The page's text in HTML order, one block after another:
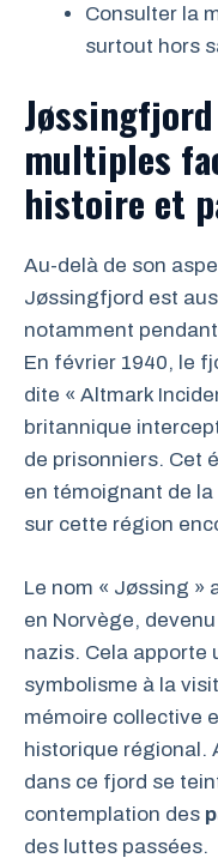
Consulter la
surtout hors
multiples
histoire et
Au-delà de son
Jøssingfjord est
notamment
En février 1940, le
dite « Altmark
britannique
de prisonniers. Cet
en témoignant de
sur cette région
Le nom « Jøssing
en Norvège,
nazis. Cela apporte
symbolisme à la
mémoire collective
historique régional.
dans ce fjord se
contemplation des
des luttes passées.